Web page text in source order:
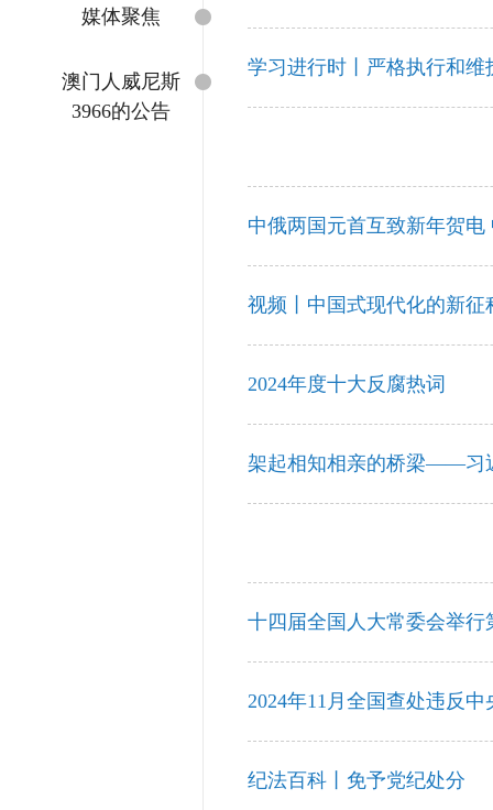
媒体聚焦
澳门人威尼斯
3966的公告
学习进行时丨严格执行和
中俄两国元首互致新年贺
视频丨中国式现代化的新
2024年度十大反腐热词
架起相知相亲的桥梁——习
十四届全国人大常委会举
2024年11月全国查处违反
纪法百科丨免予党纪处分